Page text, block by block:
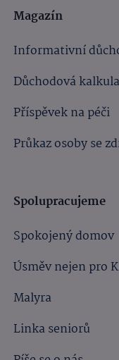
Magazín
Informativní
Důchodová
Příspěvek na péči
Průkaz osoby se
Spolupracujeme
Spokojený domov
Úsměv nejen pro
Malyra
Linka seniorů